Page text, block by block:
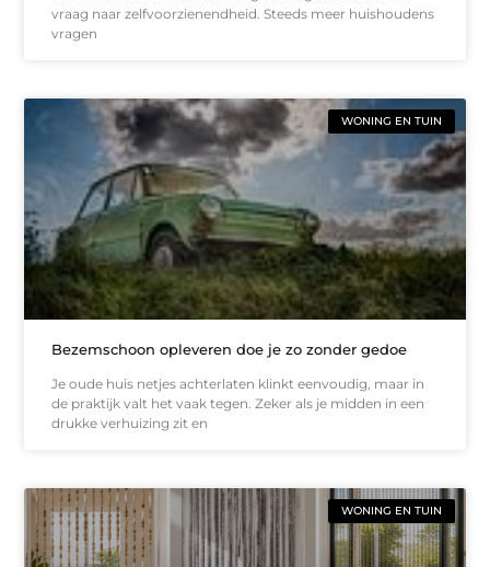
vraag naar zelfvoorzienendheid. Steeds meer huishoudens
vragen
WONING EN TUIN
Bezemschoon opleveren doe je zo zonder gedoe
Je oude huis netjes achterlaten klinkt eenvoudig, maar in
de praktijk valt het vaak tegen. Zeker als je midden in een
drukke verhuizing zit en
WONING EN TUIN